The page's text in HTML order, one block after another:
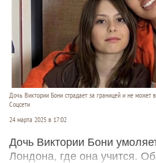
Дочь Виктории Бони страдает за границей и не может
Соцсети
24 марта 2025 в 17:02
Дочь Виктории Бони
Лондона, где она учится.